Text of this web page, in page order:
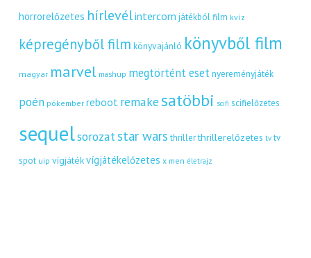
horrorelőzetes hírlevélintercom játékból film kvíz
képregényből film könyvajánló könyvből film
magyar marvel mashup megtörtént eset nyereményjáték
poén pókember reboot remakesatöbbi scifi scifielőzetes
sequelsorozat star wars thriller thrillerelőzetes tv tv
spot uip vígjátékvígjátékelőzetes x men életrajz